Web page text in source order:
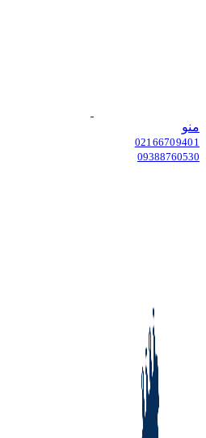
منو
02166709401
09388760530